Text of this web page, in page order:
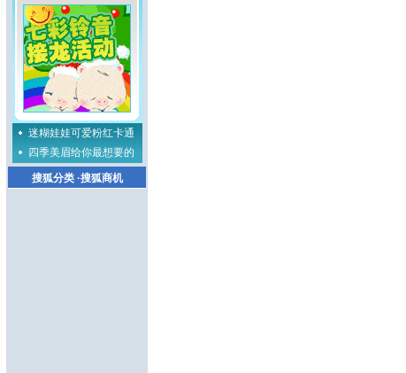
迷糊娃娃可爱粉红卡通
四季美眉给你最想要的
搜狐分类·搜狐商机